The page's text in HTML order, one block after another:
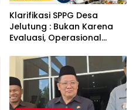
‎Klarifikasi SPPG Desa
Jelutung : Bukan Karena
Evaluasi, Operasional
Dana Banper Belum Cair